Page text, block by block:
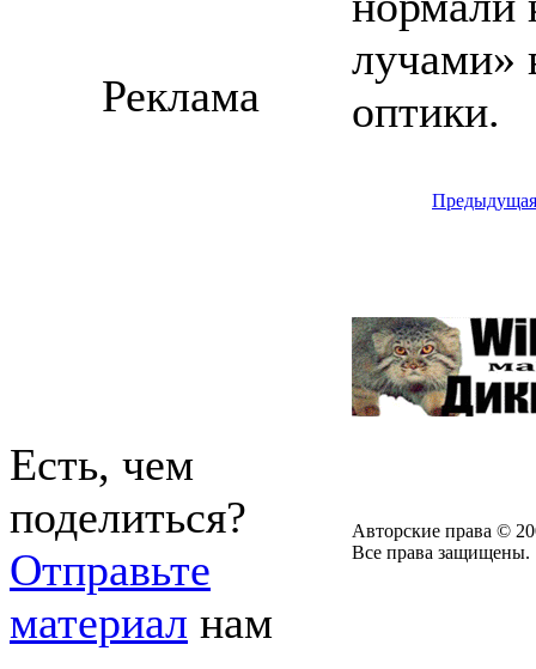
лучами»
оптики.
Предыдущая
Реклама
Есть, чем
поделиться?
Отправьте
материал нам
Авторские права ©
Все права защищены.